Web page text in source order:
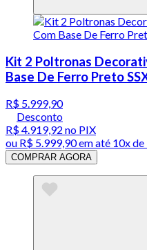
Kit 2 Poltronas
Base De Ferro Preto
R$ 5.999,90
Desconto
R$ 4.919,92 no PIX
ou R$ 5.999,90em até 10x de
COMPRAR AGORA